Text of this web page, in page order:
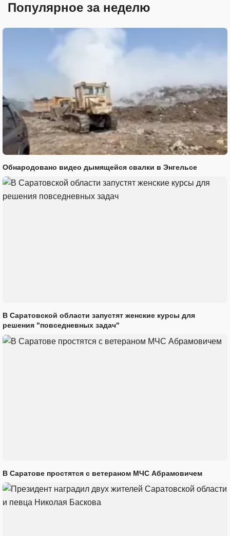
Популярное за неделю
Обнародовано видео дымящейся свалки в Энгельсе
В Саратовской области запустят женские курсы для
решения "повседневных задач"
В Саратове простятся с ветераном МЧС Абрамовичем